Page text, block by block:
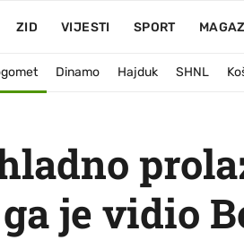
ZID VIJESTI SPORT
Dinamo Hajduk SHNL
je vidio